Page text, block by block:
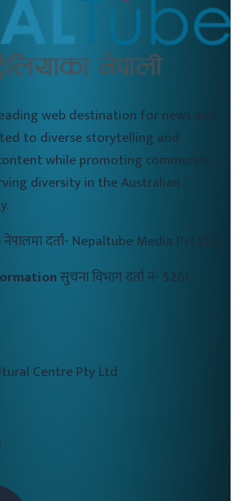
leading web destination for news and
to diverse storytelling and
while promoting community
diversity in the Australian
नेपालमा दर्ता- Nepaltube Media Pvt Ltd
सुचना विभाग दर्ता नं- 5261-
Centre Pty Ltd